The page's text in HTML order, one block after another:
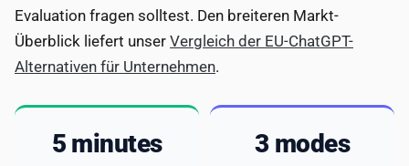
Evaluation fragen solltest. Den breiteren Markt-
Überblick liefert unser Vergleich der EU-ChatGPT-
Alternativen für Unternehmen.
5 minutes 3 modes